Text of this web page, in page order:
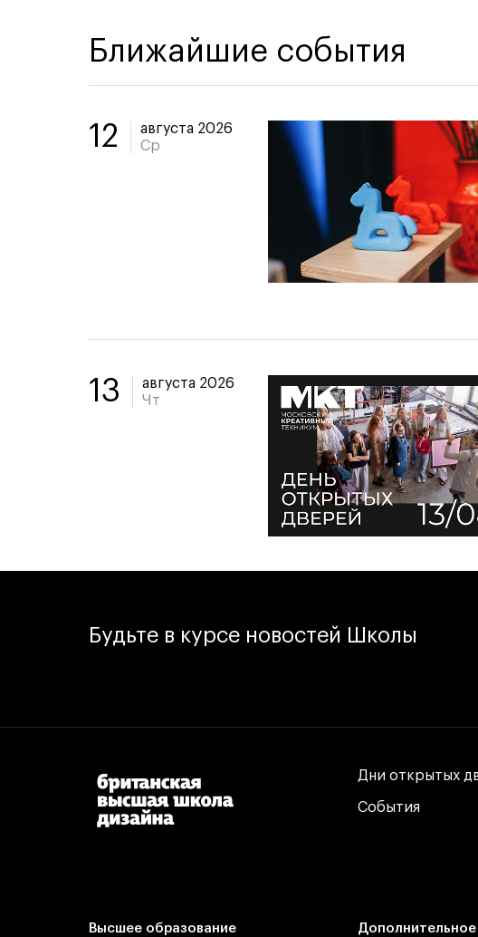
Ближайшие события
12
августа 2026
Ср
13
августа 2026
Чт
Будьте в курсе новостей Школы
Дни открытых
Дни открытых
События
События
Высшее образование